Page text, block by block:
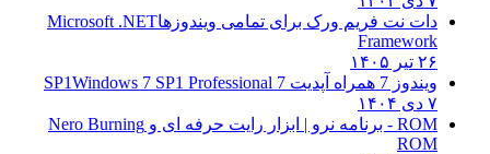
دات نت فریم ورک برای تمامی ویندوزهاMicrosoft .NET
Framework
۲۶ تیر ۱۴۰۵
ویندوز 7 همراه آپدیت 7 SP1
Windows 7 SP1 Professional
ROM - برنامه نرو | ابزار رایت حرفه ای و
Nero Burning
ROM